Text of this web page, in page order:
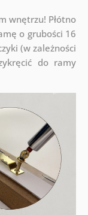
wnętrzu! Płótno
o grubości 16
(w zależności
do ramy